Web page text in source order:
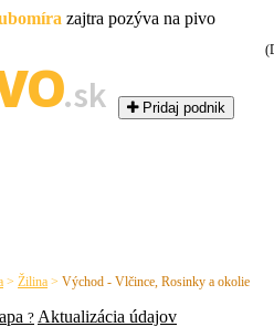
zajtra pozýva na pivo
.sk Pridaj podnik
> Žilina > Východ - Vlčince, Rosinky a okolie
? Aktualizácia údajov